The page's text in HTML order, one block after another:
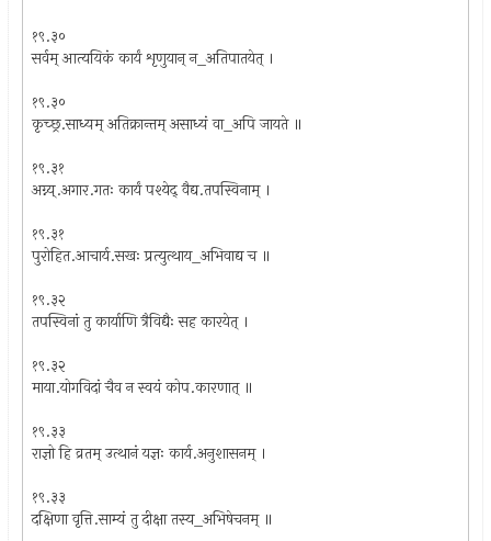
१९.३०
सर्वम् आत्ययिकं कार्यं शृणुयान् न_अतिपातयेत् ।
१९.३०
कृच्छ्र.साध्यम् अतिक्रान्तम् असाध्यं वा_अपि जायते ॥
१९.३१
अग्न्य्.अगार.गतः कार्यं पश्येद् वैद्य.तपस्विनाम् ।
१९.३१
पुरोहित.आचार्य.सखः प्रत्युत्थाय_अभिवाद्य च ॥
१९.३२
तपस्विनां तु कार्याणि त्रैविद्यैः सह कारयेत् ।
१९.३२
माया.योगविदां चैव न स्वयं कोप.कारणात् ॥
१९.३३
राज्ञो हि व्रतम् उत्थानं यज्ञः कार्य.अनुशासनम् ।
१९.३३
दक्षिणा वृत्ति.साम्यं तु दीक्षा तस्य_अभिषेचनम् ॥